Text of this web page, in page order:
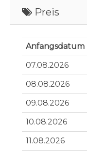
Preis
Anfangsdatum
07.08.2026
08.08.2026
09.08.2026
10.08.2026
11.08.2026